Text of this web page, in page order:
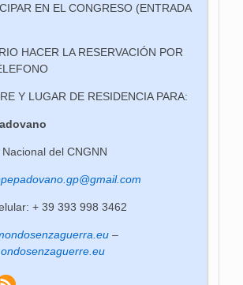
EN EL CONGRESO (ENTRADA
HACER LA RESERVACIÓN POR
Y LUGAR DE RESIDENCIA PARA:
del CNGNN
+ 39 393 998 3462
–